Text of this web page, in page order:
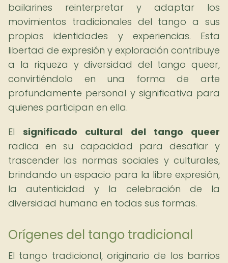
bailarines reinterpretar y adaptar los
movimientos tradicionales del tango a sus
propias identidades y experiencias. Esta
libertad de expresión y exploración contribuye
a la riqueza y diversidad del tango queer,
convirtiéndolo en una forma de arte
profundamente personal y significativa para
quienes participan en ella.
Elsignificado cultural del tango queer
radica en su capacidad para desafiar y
trascender las normas sociales y culturales,
brindando un espacio para la libre expresión,
la autenticidad y la celebración de la
diversidad humana en todas sus formas.
Orígenes del tango tradicional
El tango tradicional, originario de los barrios